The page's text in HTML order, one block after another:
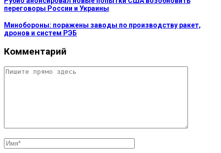
переговоры России и Украины
Минобороны: поражены заводы по производству ракет,
дронов и систем РЭБ
Комментарий